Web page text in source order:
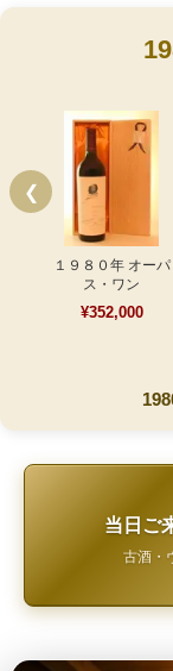
❮
１９８０年 オーパ
ス・ワン
¥352,000
当日ご
古酒・